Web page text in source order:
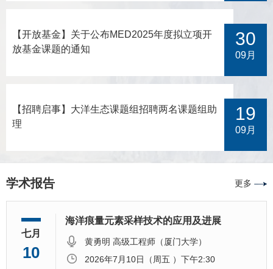
属（Spirontocaris）为姐妹群关系。本次发现为西太平洋深海
强烈的上升流补充了表层营养盐、使初级生产力提高，进而提
升了浮游动物生物量；而受较弱冷涡影响站位的浮游动物群落
丰度和生物量相对较低、但深水物种的比例显著升高，表明短
期的较弱涡旋影响可能无法显著提升次级生产力、但上升流结
限采样得到的深海物种狭域分布的认识都有待进一步检验。图
1. (A) 本研究中使用的所有Phymorhynchus样本产地；(B) 6个
主要谱系的代表性壳体、卵囊及齿舌图像图2. 基于COI基因重
建的Phymorhynchus单倍型网络。缩写: MCSC, Mid-Cayman
属（Spirontocaris）为姐妹群关系。本次发现为西太平洋深海
【开放基金】关于公布MED2025年度拟立项开
放基金课题的通知
30
09月
【招聘启事】大洋生态课题组招聘两名课题组助
理
19
09月
学术报告 更多
七月
10
海洋痕量元素采样技术的应用及进展
黄勇明 高级工程师（厦门大学）
2026年7月10日（周五 ）下午2:30